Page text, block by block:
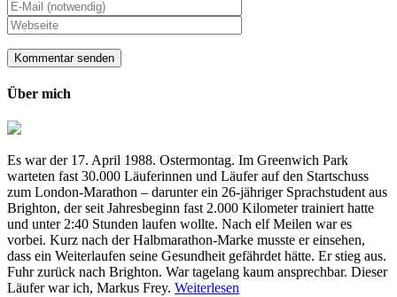
Über mich
Es war der 17. April 1988. Ostermontag. Im Greenwich Park
warteten fast 30.000 Läuferinnen und Läufer auf den Startschuss
zum London-Marathon – darunter ein 26-jähriger Sprachstudent aus
Brighton, der seit Jahresbeginn fast 2.000 Kilometer trainiert hatte
und unter 2:40 Stunden laufen wollte. Nach elf Meilen war es
vorbei. Kurz nach der Halbmarathon-Marke musste er einsehen,
dass ein Weiterlaufen seine Gesundheit gefährdet hätte. Er stieg aus.
Fuhr zurück nach Brighton. War tagelang kaum ansprechbar. Dieser
Läufer war ich, Markus Frey. Weiterlesen